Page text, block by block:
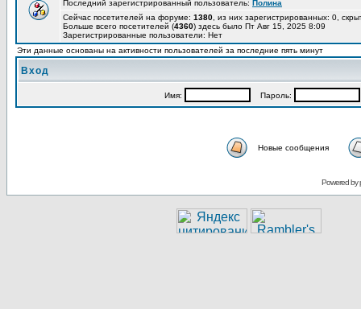
Последний зарегистрированный пользователь: Полина
Сейчас посетителей на форуме: 1380 , из них зарегистрированных: 0,
Больше всего посетителей (4360) здесь было Пт Авг 15, 2025 8:09
Зарегистрированные пользователи: Нет
Эти данные основаны на активности пользователей за последние пять минут
Вход
Имя: Пароль:
Новые сообщения
Powered by